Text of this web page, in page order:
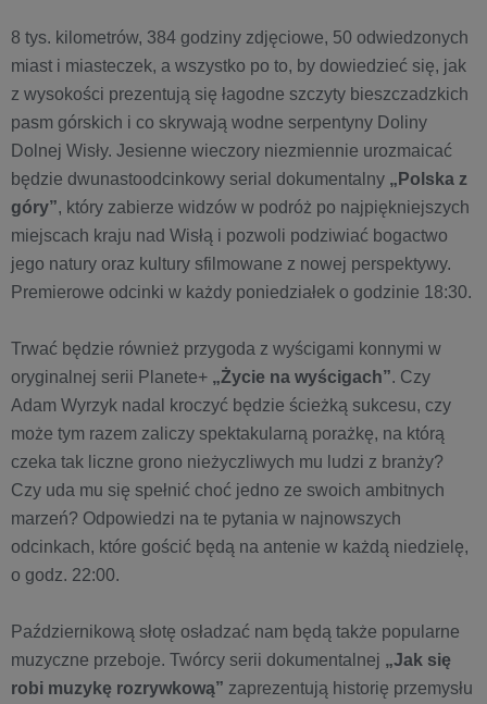
8 tys. kilometrów, 384 godziny zdjęciowe, 50 odwiedzonych
miast i miasteczek, a wszystko po to, by dowiedzieć się, jak
z wysokości prezentują się łagodne szczyty bieszczadzkich
pasm górskich i co skrywają wodne serpentyny Doliny
Dolnej Wisły. Jesienne wieczory niezmiennie urozmaicać
będzie dwunastoodcinkowy serial dokumentalny „Polska z
góry”, który zabierze widzów w podróż po najpiękniejszych
miejscach kraju nad Wisłą i pozwoli podziwiać bogactwo
jego natury oraz kultury sfilmowane z nowej perspektywy.
Premierowe odcinki w każdy poniedziałek o godzinie 18:30.
Trwać będzie również przygoda z wyścigami konnymi w
oryginalnej serii Planete+ „Życie na wyścigach”. Czy
Adam Wyrzyk nadal kroczyć będzie ścieżką sukcesu, czy
może tym razem zaliczy spektakularną porażkę, na którą
czeka tak liczne grono nieżyczliwych mu ludzi z branży?
Czy uda mu się spełnić choć jedno ze swoich ambitnych
marzeń? Odpowiedzi na te pytania w najnowszych
odcinkach, które gościć będą na antenie w każdą niedzielę,
o godz. 22:00.
Październikową słotę osładzać nam będą także popularne
muzyczne przeboje. Twórcy serii dokumentalnej „Jak się
robi muzykę rozrywkową” zaprezentują historię przemysłu